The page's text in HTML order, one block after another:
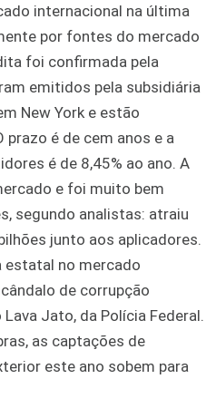
internacional na última
por fontes do mercado
foi confirmada pela
emitidos pela subsidiária
New York e estão
é de cem anos e a
é de 8,45% ao ano. A
e foi muito bem
segundo analistas: atraiu
junto aos aplicadores.
estatal no mercado
de corrupção
Jato, da Polícia Federal.
as captações de
este ano sobem para